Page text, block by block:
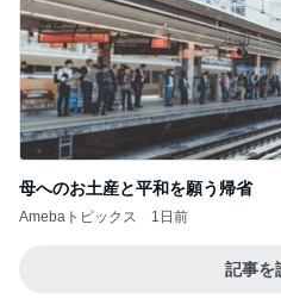
母へのお土産と平和を願う帰省
Amebaトピックス 1日前
記事を